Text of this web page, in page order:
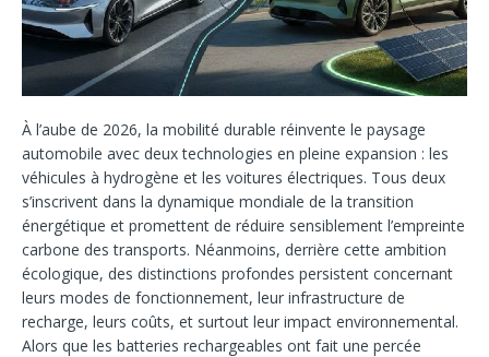
À l’aube de 2026, la mobilité durable réinvente le paysage
automobile avec deux technologies en pleine expansion : les
véhicules à hydrogène et les voitures électriques. Tous deux
s’inscrivent dans la dynamique mondiale de la transition
énergétique et promettent de réduire sensiblement l’empreinte
carbone des transports. Néanmoins, derrière cette ambition
écologique, des distinctions profondes persistent concernant
leurs modes de fonctionnement, leur infrastructure de
recharge, leurs coûts, et surtout leur impact environnemental.
Alors que les batteries rechargeables ont fait une percée